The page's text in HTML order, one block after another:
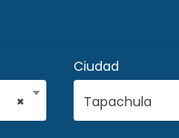
×
Ciudad
Tapachula